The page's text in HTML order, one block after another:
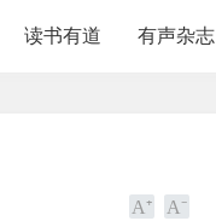
读书有道 有声杂志